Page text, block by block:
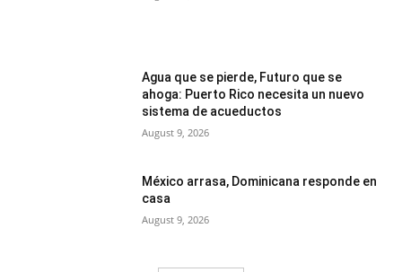
Agua que se pierde, Futuro que se
ahoga: Puerto Rico necesita un nuevo
sistema de acueductos
August 9, 2026
México arrasa, Dominicana responde en
casa
August 9, 2026